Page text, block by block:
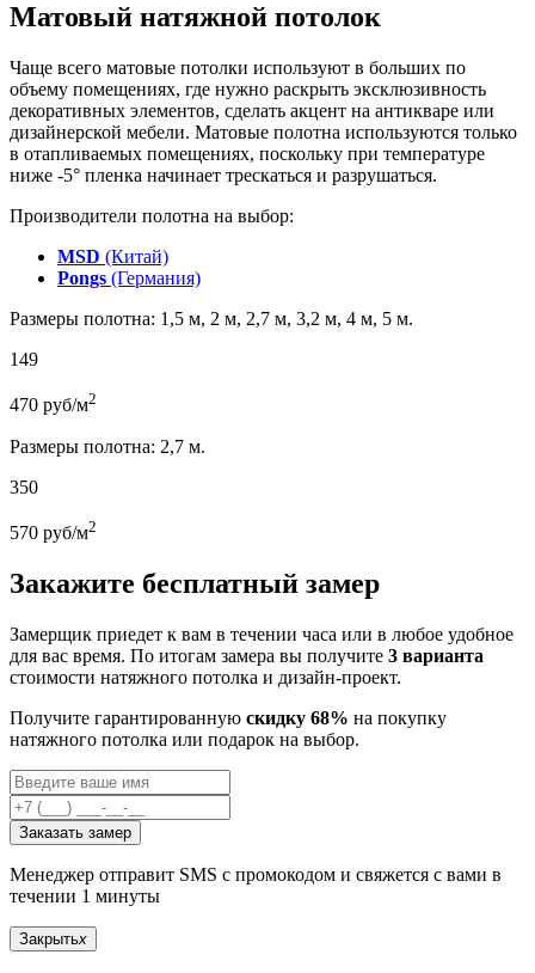
Матовый натяжной потолок
Чаще всего матовые потолки используют в больших по
объему помещениях, где нужно раскрыть эксклюзивность
декоративных элементов, сделать акцент на антикваре или
дизайнерской мебели. Матовые полотна используются только
в отапливаемых помещениях, поскольку при температуре
ниже -5° пленка начинает трескаться и разрушаться.
Производители полотна на выбор:
MSD (Китай)
Pongs (Германия)
Размеры полотна: 1,5 м, 2 м, 2,7 м, 3,2 м, 4 м, 5 м.
149
470 руб/м2
Размеры полотна: 2,7 м.
350
570 руб/м2
Закажите бесплатный замер
Замерщик приедет к вам в течении часа или в любое удобное
для вас время. По итогам замера вы получите 3 варианта
стоимости натяжного потолка и дизайн-проект.
Получите гарантированную скидку 68% на покупку
натяжного потолка или подарок на выбор.
Заказать замер
Менеджер отправит SMS с промокодом и свяжется с вами в
течении 1 минуты
Закрытьx